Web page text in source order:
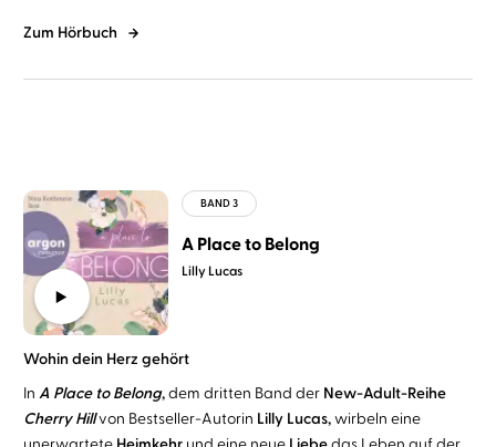
Zum Hörbuch
Lilly Lucas
A Place to Belong
Wohin dein Herz gehört
In A Place to Belong,dem dritten Band der New-Adult-Reihe
Cherry Hillvon Bestseller-Autorin Lilly Lucas,wirbeln eine